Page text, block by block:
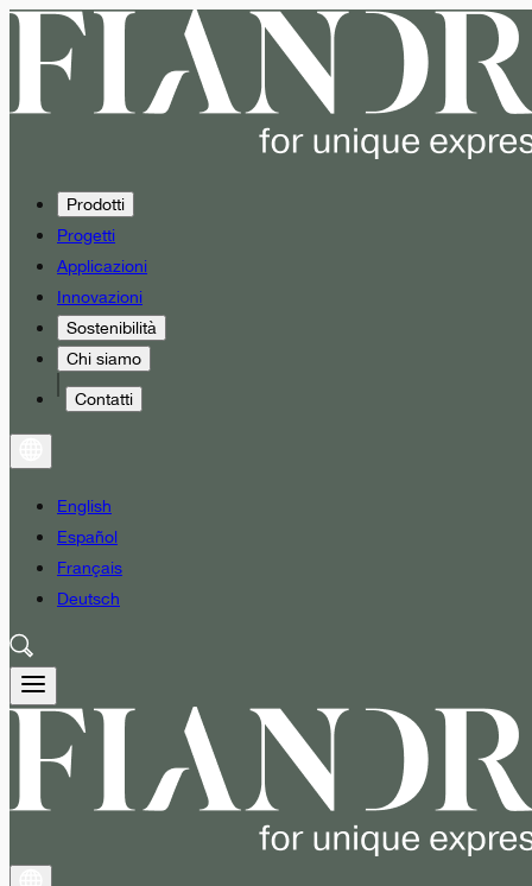
Prodotti
Progetti
Applicazioni
Innovazioni
Sostenibilità
Chi siamo
Contatti
English
Español
Français
Deutsch